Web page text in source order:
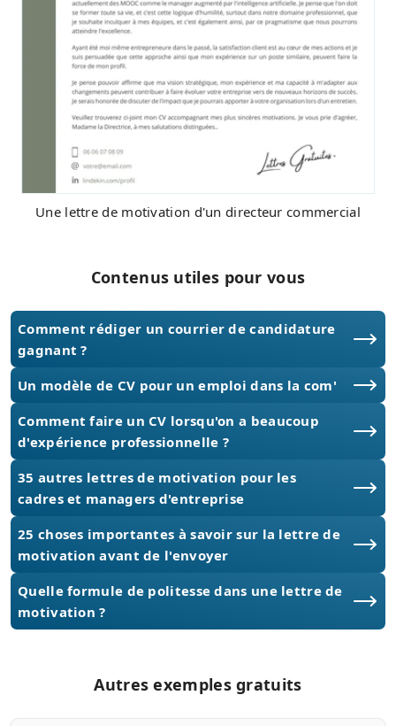
Une lettre de motivation d'un directeur commercial
Contenus utiles pour vous
Comment rédiger un courrier de candidature
gagnant ?
Un modèle de CV pour un emploi dans la com'
Comment faire un CV lorsqu'on a beaucoup
d'expérience professionnelle ?
35 autres lettres de motivation pour les
cadres et managers d'entreprise
25 choses importantes à savoir sur la lettre de
motivation avant de l'envoyer
Quelle formule de politesse dans une lettre de
motivation ?
Autres exemples gratuits